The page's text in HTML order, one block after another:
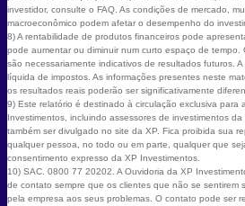
investidor, consulte o FAQ. As condições de mercado,
macroeconômico podem afetar o desempenho do
8) A rentabilidade de produtos financeiros pode
pode aumentar ou diminuir num curto espaço de tempo.
são necessariamente indicativos de resultados futuros.
líquida de impostos. As informações presentes neste
os resultados reais poderão ser significativamente
9) Este relatório é destinado à circulação exclusiva para
Investimentos, incluindo assessores de investimentos
também ser divulgado no site da XP. Fica proibida sua
qualquer pessoa, no todo ou em parte, qualquer que
consentimento expresso da XP Investimentos.
10) SAC. 0800 77 20202. A Ouvidoria da XP
de contato sempre que os clientes que não se sentirem
pela empresa aos seus problemas. O contato pode ser